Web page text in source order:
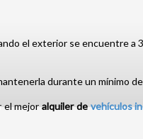
el exterior se encuentre a
durante un mínimo
el mejoralquiler devehículos